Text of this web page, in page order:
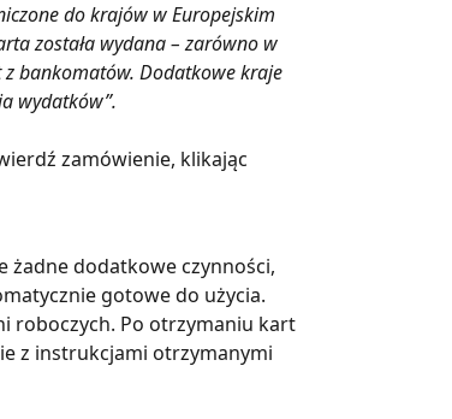
do krajów w Europejskim
została wydana – zarówno w
z bankomatów. Dodatkowe kraje
wydatków”.
zamówienie, klikając
żadne dodatkowe czynności,
gotowe do użycia.
roboczych. Po otrzymaniu kart
z instrukcjami otrzymanymi